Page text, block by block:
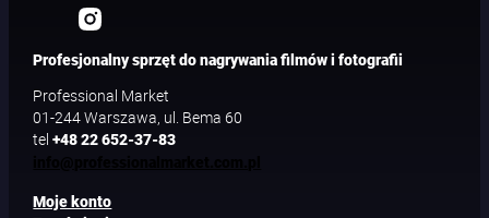
Profesjonalny sprzęt do nagrywania filmów i fotografii
Professional Market
01-244 Warszawa, ul. Bema 60
tel+48 22 652-37-83
Moje konto